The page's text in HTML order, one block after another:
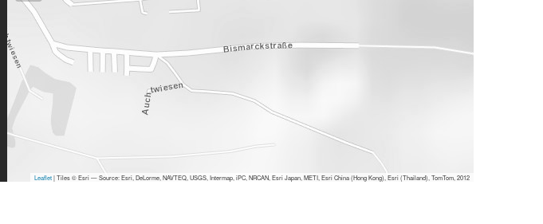
Leaflet| Tiles © Esri — Source: Esri, DeLorme, NAVTEQ, USGS, Intermap, iPC, NRCAN, Esri Japan, METI, Esri China (Hong Kong), Esri (Thailand), TomTom, 2012